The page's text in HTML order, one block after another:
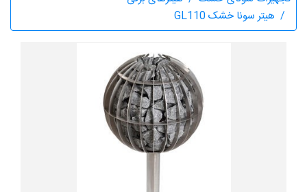
هیتر سونا خشک GL110